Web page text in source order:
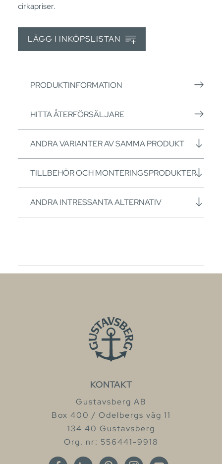
cirkapriser.
LÄGG I INKÖPSLISTAN
PRODUKTINFORMATION
HITTA ÅTERFÖRSÄLJARE
ANDRA VARIANTER AV SAMMA PRODUKT
TILLBEHÖR OCH MONTERINGSPRODUKTER
ANDRA INTRESSANTA ALTERNATIV
KONTAKT
Gustavsberg AB
Box 400 / Odelbergs väg 11
134 40 Gustavsberg
Org. nr: 556441-9918